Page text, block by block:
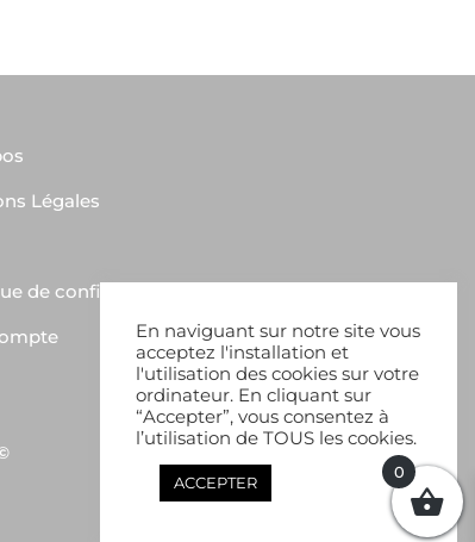
Légales
de confidentialité
En naviguant sur notre site vous
acceptez l'installation et
l'utilisation des cookies sur votre
ordinateur. En cliquant sur
“Accepter”, vous consentez à
l’utilisation de TOUS les cookies.
ACCEPTER
0